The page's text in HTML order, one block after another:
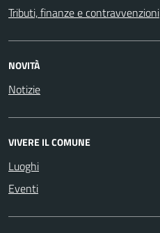
Tributi, finanze e contravvenzioni
NOVITÀ
Notizie
VIVERE IL COMUNE
Luoghi
Eventi